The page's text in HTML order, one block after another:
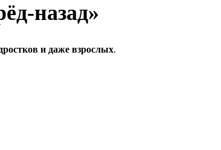
назад»
и даже взрослых.